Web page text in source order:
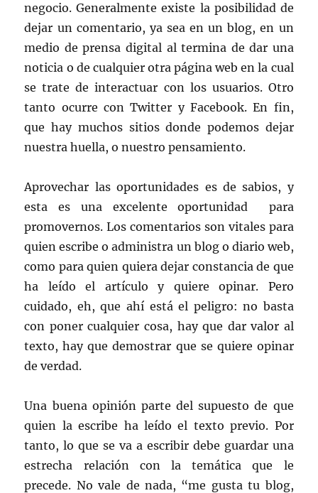
negocio. Generalmente existe la posibilidad de
dejar un comentario, ya sea en un blog, en un
medio de prensa digital al termina de dar una
noticia o de cualquier otra página web en la cual
se trate de interactuar con los usuarios. Otro
tanto ocurre con Twitter y Facebook. En fin,
que hay muchos sitios donde podemos dejar
nuestra huella, o nuestro pensamiento.
Aprovechar las oportunidades es de sabios, y
esta es una excelente oportunidad para
promovernos. Los comentarios son vitales para
quien escribe o administra un blog o diario web,
como para quien quiera dejar constancia de que
ha leído el artículo y quiere opinar. Pero
cuidado, eh, que ahí está el peligro: no basta
con poner cualquier cosa, hay que dar valor al
texto, hay que demostrar que se quiere opinar
de verdad.
Una buena opinión parte del supuesto de que
quien la escribe ha leído el texto previo. Por
tanto, lo que se va a escribir debe guardar una
estrecha relación con la temática que le
precede. No vale de nada, “me gusta tu blog,